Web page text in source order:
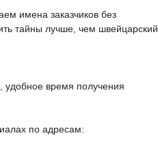
имена заказчиков без
тайны лучше, чем швейцарский
время получения
по адресам: